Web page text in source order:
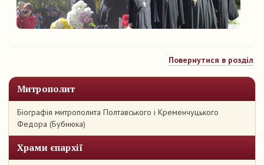
Митрополит
Біографія митрополита Полтавського і Кременчуцького
Федора (Бубнюка)
Храми єпархії
Повернутися в розділ